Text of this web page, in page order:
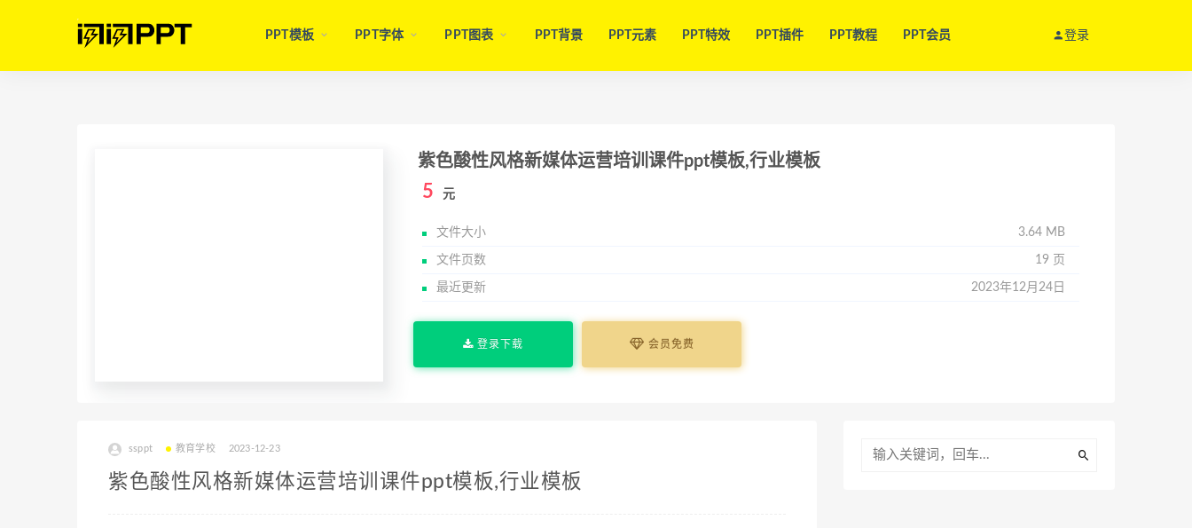
PPT模板 PPT字体 PPT图表 PPT背景 PPT元素 PPT特效 PPT插件 PPT教程 PPT会员 登录
紫色酸性风格新媒体运营培训课件ppt模板,行业模板
5 元
文件大小 3.64 MB
文件页数 19 页
最近更新 2023年12月24日
登录下载 会员免费
ssppt 教育学校 2023-12-23
紫色酸性风格新媒体运营培训课件ppt模板,行业模板